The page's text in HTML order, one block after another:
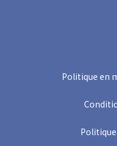
Politique en